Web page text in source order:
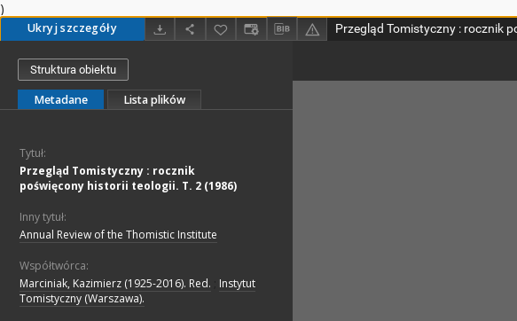
)
Ukryj szczegóły
Struktura obiektu
Metadane Lista plików
Tytuł:
Przegląd Tomistyczny : rocznik
poświęcony historii teologii. T. 2 (1986)
Inny tytuł:
Annual Review of the Thomistic Institute
Współtwórca:
Marciniak, Kazimierz (1925-2016). Red.
Instytut
Tomistyczny (Warszawa).